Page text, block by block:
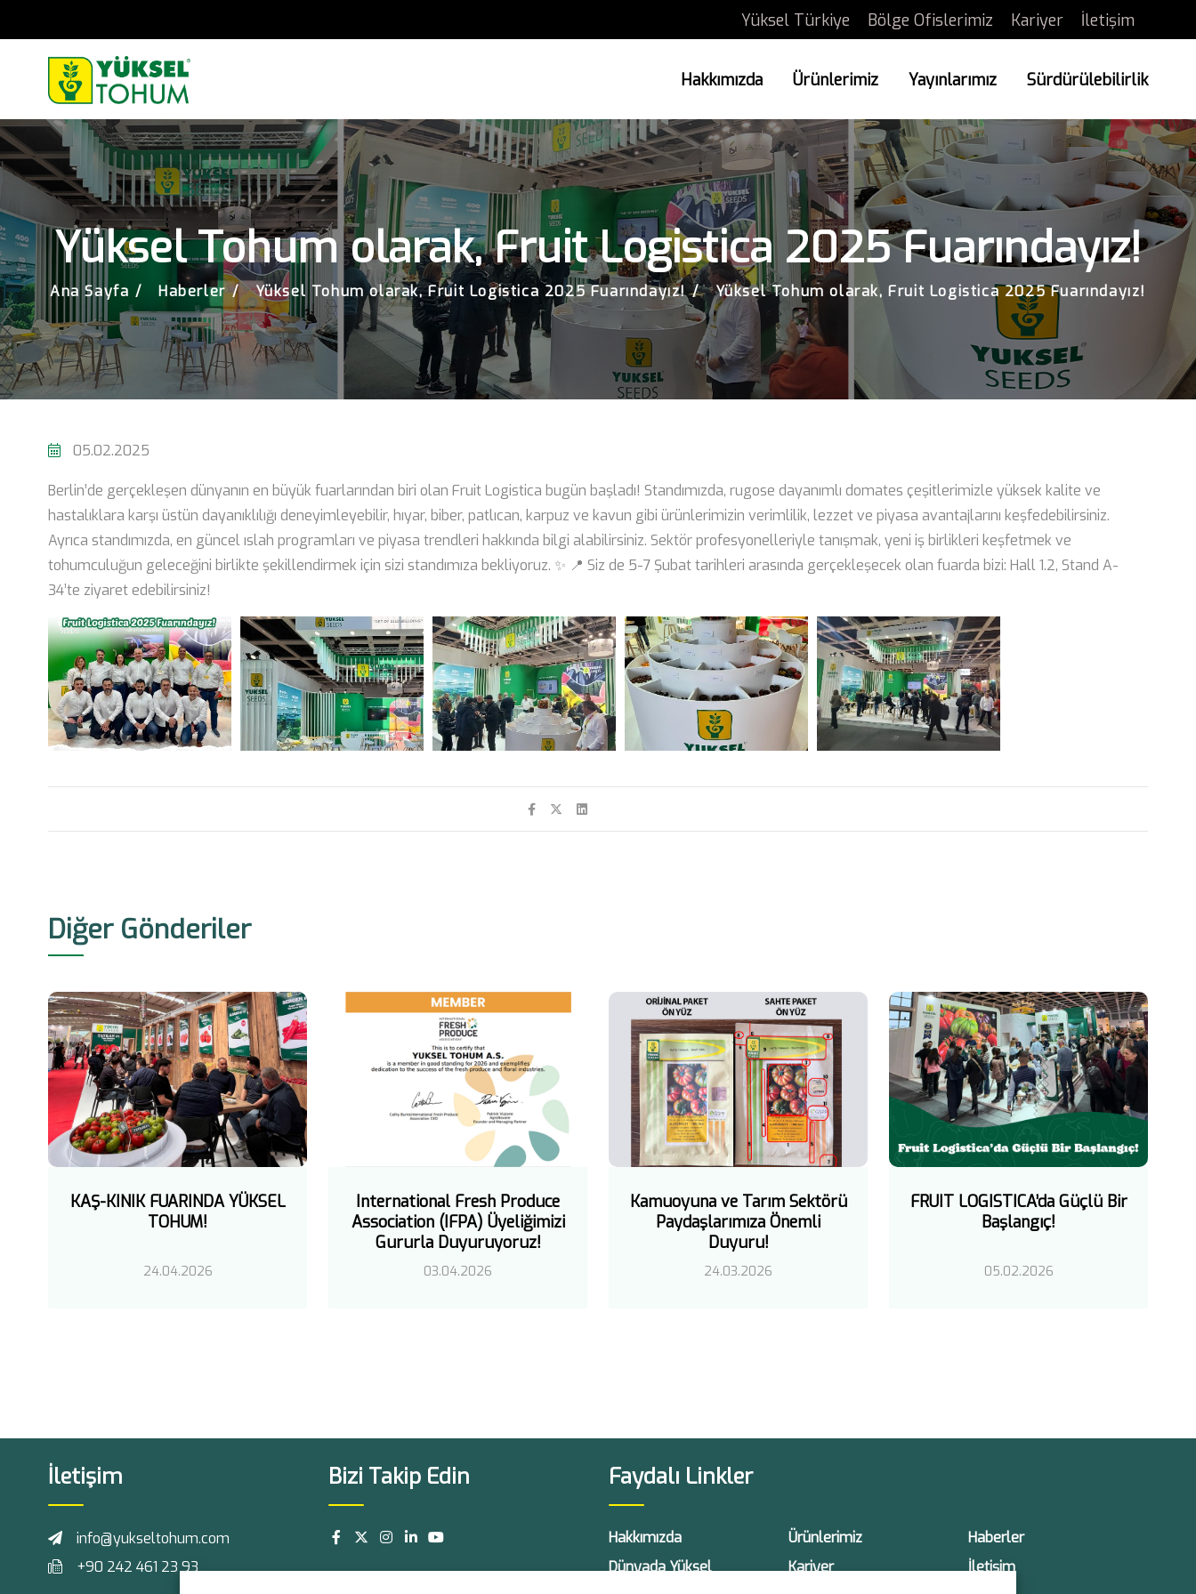
Yüksel Türkiye Bölge Ofislerimiz Kariyer İletişim
Hakkımızda Ürünlerimiz Yayınlarımız Sürdürülebilirlik
Yüksel Tohum olarak, Fruit Logistica 2025 Fuarındayız!
Ana Sayfa Haberler Yüksel Tohum olarak, Fruit Logistica 2025 Fuarındayız! Yüksel Tohum olarak, Fruit Logistica 2025 Fuarındayız!
05.02.2025
Berlin’de gerçekleşen dünyanın en büyük fuarlarından biri olan Fruit Logistica bugün başladı! Standımızda, rugose dayanımlı domates çeşitlerimizle yüksek kalite ve
hastalıklara karşı üstün dayanıklılığı deneyimleyebilir, hıyar, biber, patlıcan, karpuz ve kavun gibi ürünlerimizin verimlilik, lezzet ve piyasa avantajlarını keşfedebilirsiniz.
Ayrıca standımızda, en güncel ıslah programları ve piyasa trendleri hakkında bilgi alabilirsiniz. Sektör profesyonelleriyle tanışmak, yeni iş birlikleri keşfetmek ve
tohumculuğun geleceğini birlikte şekillendirmek için sizi standımıza bekliyoruz. ✨ 📍 Siz de 5-7 Şubat tarihleri arasında gerçekleşecek olan fuarda bizi: Hall 1.2, Stand A-
34’te ziyaret edebilirsiniz!
Diğer Gönderiler
KAŞ-KINIK FUARINDA YÜKSEL
TOHUM!
24.04.2026
International Fresh Produce
Association (IFPA) Üyeliğimizi
Gururla Duyuruyoruz!
03.04.2026
Kamuoyuna ve Tarım Sektörü
Paydaşlarımıza Önemli
Duyuru!
24.03.2026
FRUIT LOGISTICA’da Güçlü Bir
Başlangıç!
05.02.2026
İletişim
info@yukseltohum.com
+90 242 461 23 93
Bizi Takip Edin Faydalı Linkler
Hakkımızda Ürünlerimiz
Haberler
Dünyada Yüksel
Kariyer
İletişim